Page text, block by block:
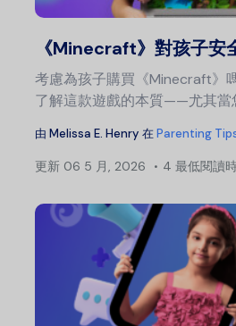
《Minecraft》對孩子安
考慮為孩子購買《Minecraft》
了解這款遊戲的本質——尤其當
由 Melissa E. Henry 在Parenting
更新 06 5 月, 2026 4 最低閱讀